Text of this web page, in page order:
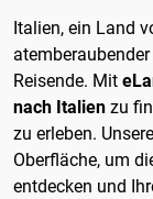
Italien, ein Land
Reisende. Mit
nach Italien zu
zu erleben.
Oberfläche, um
entdecken und